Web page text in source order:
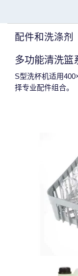
配件和洗涤剂
多功能清洗篮
S型洗杯机适用
择专业配件组合。